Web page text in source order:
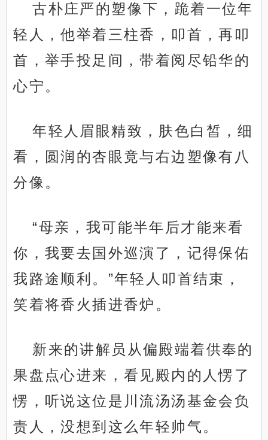
古朴庄严的塑像下，跪着一位年
轻人，他举着三柱香，叩首，再叩
首，举手投足间，带着阅尽铅华的
心宁。
年轻人眉眼精致，肤色白皙，细
看，圆润的杏眼竟与右边塑像有八
分像。
“母亲，我可能半年后才能来看
你，我要去国外巡演了，记得保佑
我路途顺利。”年轻人叩首结束，
笑着将香火插进香炉。
新来的讲解员从偏殿端着供奉的
果盘点心进来，看见殿内的人愣了
愣，听说这位是川流汤汤基金会负
责人，没想到这么年轻帅气。